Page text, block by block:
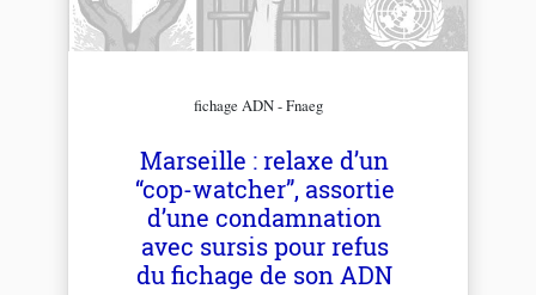
fichage ADN - Fnaeg
Marseille : relaxe d’un
“cop-watcher”, assortie
d’une condamnation
avec sursis pour refus
du fichage de son ADN